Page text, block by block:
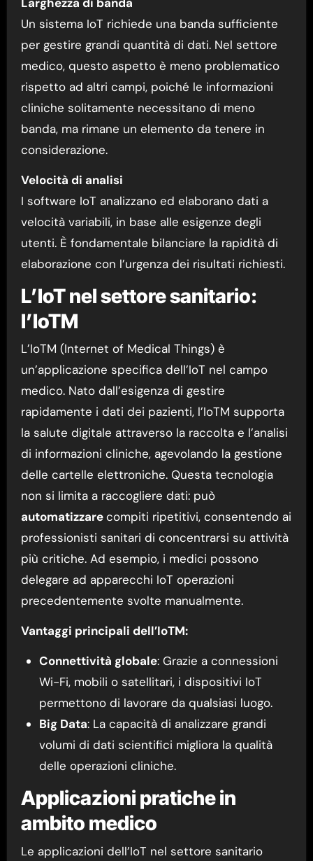
Un sistema IoT richiede una banda sufficiente
per gestire grandi quantità di dati. Nel settore
medico, questo aspetto è meno problematico
rispetto ad altri campi, poiché le informazioni
cliniche solitamente necessitano di meno
banda, ma rimane un elemento da tenere in
considerazione.
Velocità di analisi
I software IoT analizzano ed elaborano dati a
velocità variabili, in base alle esigenze degli
utenti. È fondamentale bilanciare la rapidità di
elaborazione con l’urgenza dei risultati richiesti.
L’IoT nel settore sanitario:
l’IoTM
L’IoTM (Internet of Medical Things) è
un’applicazione specifica dell’IoT nel campo
medico. Nato dall’esigenza di gestire
rapidamente i dati dei pazienti, l’IoTM supporta
la salute digitale attraverso la raccolta e l’analisi
di informazioni cliniche, agevolando la gestione
delle cartelle elettroniche. Questa tecnologia
non si limita a raccogliere dati: può
automatizzarecompiti ripetitivi, consentendo ai
professionisti sanitari di concentrarsi su attività
più critiche. Ad esempio, i medici possono
delegare ad apparecchi IoT operazioni
precedentemente svolte manualmente.
Vantaggi principali dell’IoTM:
Connettività globale: Grazie a connessioni
Wi-Fi, mobili o satellitari, i dispositivi IoT
permettono di lavorare da qualsiasi luogo.
Big Data: La capacità di analizzare grandi
volumi di dati scientifici migliora la qualità
delle operazioni cliniche.
Applicazioni pratiche in
ambito medico
Le applicazioni dell’IoT nel settore sanitario